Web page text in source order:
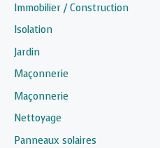
Immobilier / Construction
Isolation
Jardin
Maçonnerie
Maçonnerie
Nettoyage
Panneaux solaires